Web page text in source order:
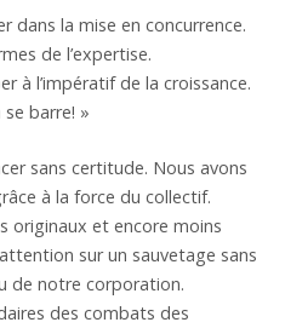
dans la mise en concurrence.
de l’expertise.
à l’impératif de la croissance.
barre! »
sans certitude. Nous avons
à la force du collectif.
originaux et encore moins
sur un sauvetage sans
de notre corporation.
des combats des